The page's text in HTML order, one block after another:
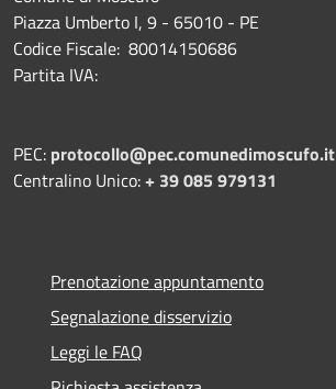
Piazza Umberto I, 9 - 65010 - PE
Codice Fiscale: 80014150686
Partita IVA:
PEC: protocollo@pec.comunedimoscufo.it
Centralino Unico:+ 39 085 979131
Prenotazione appuntamento
Segnalazione disservizio
Leggi le FAQ